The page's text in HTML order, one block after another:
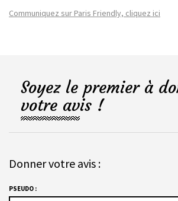
Communiquez sur Paris Friendly, cliquez ici
Soyez le premier à
votre avis !
Donner votre avis :
PSEUDO :